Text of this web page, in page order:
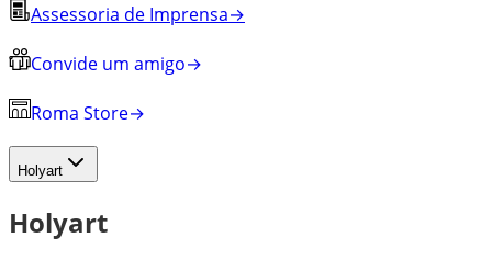
Assessoria de Imprensa→
Convide um amigo→
Roma Store→
Holyart
Holyart